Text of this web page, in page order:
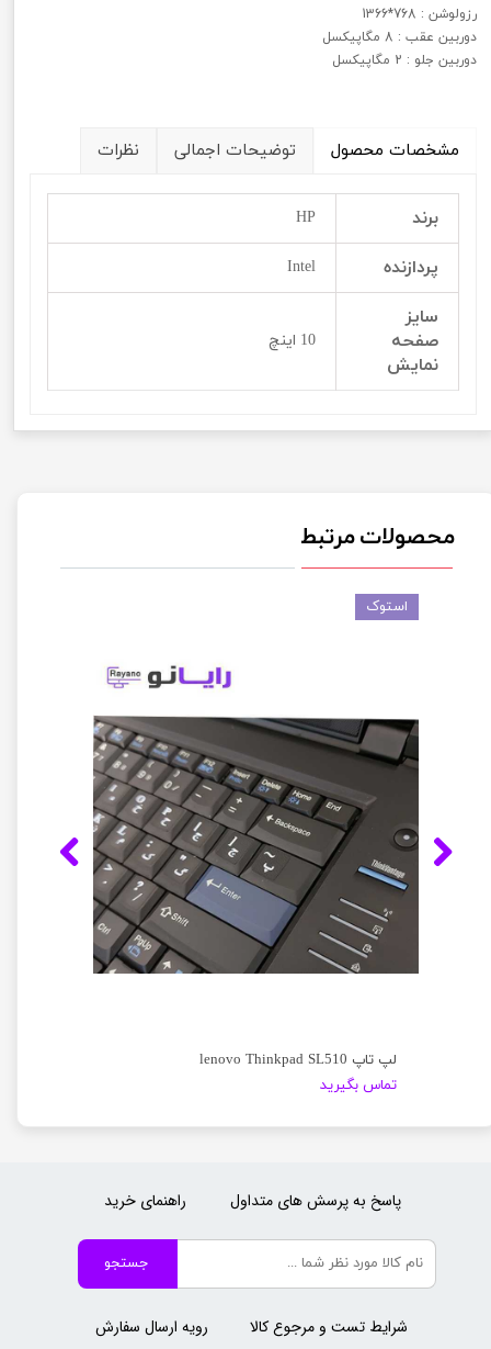
رزولوشن : 768*1366
دوربین عقب : 8 مگاپیکسل
دوربین جلو : 2 مگاپیکسل
مشخصات محصول توضیحات اجمالی نظرات
برند HP
پردازنده Intel
سایز
صفحه
نمایش
10 اینچ
محصولات مرتبط
لپ تاپ lenovo Thinkpad SL510
تماس بگیرید
استوک
جستجو
رویه ارسال سفارش
راهنمای خرید پاسخ به پرسش های متداول
شرایط تست و مرجوع کالا